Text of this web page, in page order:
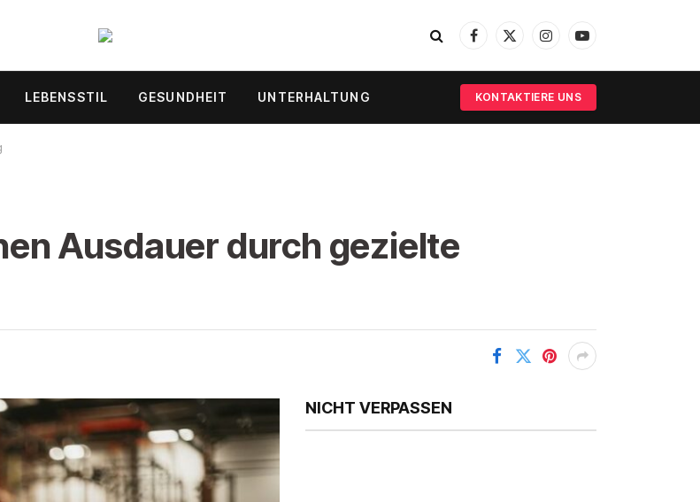
Facebook
X
InstagramYouTube
LEBENSSTIL GESUNDHEIT UNTERHALTUNG KONTAKTIERE UNS
Ausdauer durch gezielte
NICHT VERPASSEN